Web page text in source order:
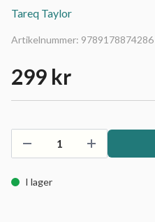
Tareq Taylor
Artikelnummer: 9789178874286
299 kr
I lager